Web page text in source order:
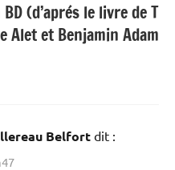
(d’aprés le livre de T
Alet et Benjamin Adam
Belfort dit :